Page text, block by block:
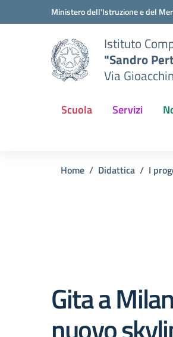
Vai ai contenuti
Vai al menu di navigazioneMinistero dell'Istruzione e del
Istituto
"Sandro
Via
Scuola Servizi
Home Didattica I
Gita a